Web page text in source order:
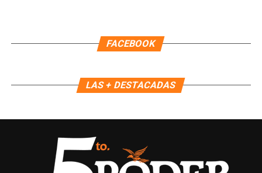
FACEBOOK
LAS + DESTACADAS